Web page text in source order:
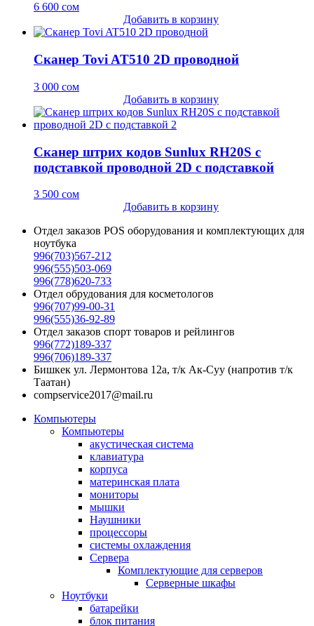
6 600 сом
Добавить в корзину
Сканер Tovi AT510 2D проводной
3 000 сом
Добавить в корзину
Сканер штрих кодов Sunlux RH20S с
подставкой проводной 2D c подставкой
3 500 сом
Добавить в корзину
Отдел заказов POS оборудования и комплектующих для
ноутбука
996(703)567-212
996(555)503-069
996(778)620-733
Отдел обрудования для косметологов
996(707)99-00-31
996(555)36-92-89
Отдел заказов спорт товаров и рейлингов
996(772)189-337
996(706)189-337
Бишкек ул. Лермонтова 12а, т/к Ак-Суу (напротив т/к
Таатан)
compservice2017@mail.ru
Компьютеры
Компьютеры
акустическая система
клавиатура
корпуса
материнская плата
мониторы
мышки
Наушники
процессоры
системы охлаждения
Сервера
Комплектующие для серверов
Серверные шкафы
Ноутбуки
батарейки
блок питания